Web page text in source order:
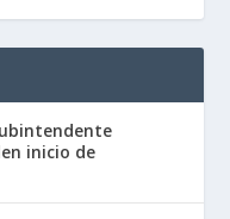
inicio de